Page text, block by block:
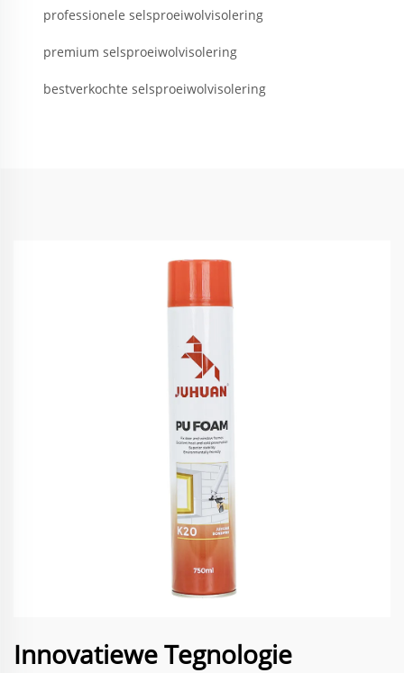
professionele selsproeiwolvisolering
premium selsproeiwolvisolering
bestverkochte selsproeiwolvisolering
Innovatiewe Tegnologie